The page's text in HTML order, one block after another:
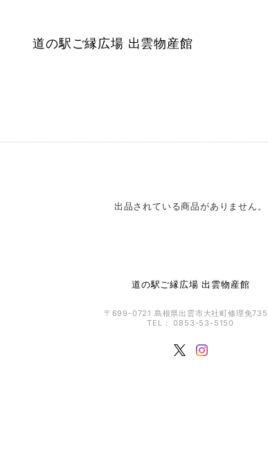
道の駅ご縁広場 出雲物産館
出品されている商品がありません。
道の駅ご縁広場 出雲物産館
〒699-0721 島根県出雲市大社町修理免
TEL： 0853-53-5150